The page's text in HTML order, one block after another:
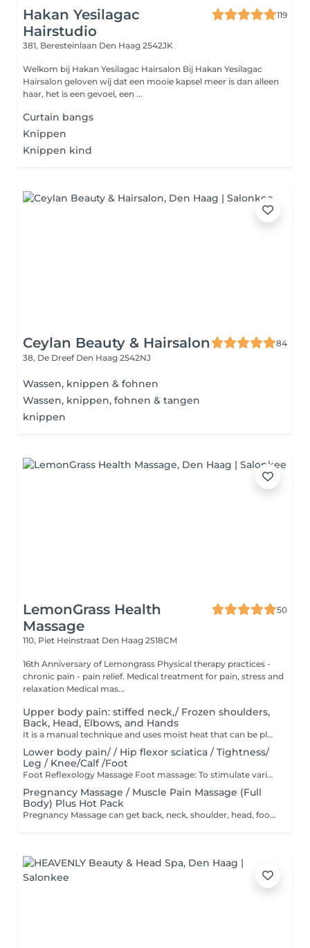
Hakan Yesilagac
Hairstudio
119
381, Beresteinlaan Den Haag 2542JK
Welkom bij Hakan Yesilagac Hairsalon Bij Hakan Yesilagac
Hairsalon geloven wij dat een mooie kapsel meer is dan alleen
haar, het is een gevoel, een ...
Curtain bangs
Knippen
Knippen kind
Ceylan Beauty & Hairsalon
84
38, De Dreef Den Haag 2542NJ
Wassen, knippen & fohnen
Wassen, knippen, fohnen & tangen
knippen
LemonGrass Health
Massage
50
110, Piet Heinstraat Den Haag 2518CM
16th Anniversary of Lemongrass Physical therapy practices -
chronic pain - pain relief. Medical treatment for pain, stress and
relaxation Medical mas...
Upper body pain: stiffed neck,/ Frozen shoulders,
Back, Head, Elbows, and Hands
It is a manual technique and uses moist heat that can be placed on areas of tension and pain to relieve symptoms. It is also a device that can help to relax and stimulate blood circulation. It also uses pulling and bending techniques to create a balance in weight bearing. It can also relieve neck pain, shoulder pain, or muscle tension, and reduce tissue adhesions.
Lower body pain/ / Hip flexor sciatica / Tightness/
Leg / Knee/Calf /Foot
Foot Reflexology Massage Foot massage: To stimulate various organs in the body, massage the feet. And the back of the feet, internally and externally, etc.benefits of foot massage help promote health by stimulating blood circulation, lymph, and immune system Helps prevent diseases such as constipation, headache, leg pain, foot pain, etc., and helps detoxify and eliminate waste. Helps to balance the functions of the body It has a positive effect on mental health, which is to reduce stress and induce deep relaxation.
Pregnancy Massage / Muscle Pain Massage (Full
Body) Plus Hot Pack
Pregnancy Massage can get back, neck, shoulder, head, foot massages and almost any other part of their body. This is a relaxing massage that does not focus on acupressure. This is a massage program specifically for pregnant women.